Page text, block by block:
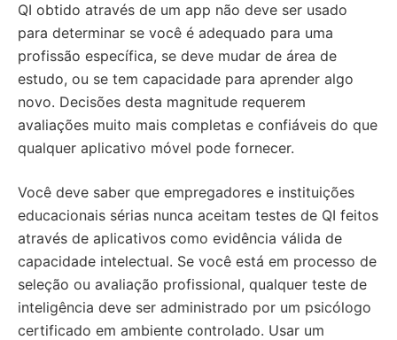
QI obtido através de um app não deve ser usado
para determinar se você é adequado para uma
profissão específica, se deve mudar de área de
estudo, ou se tem capacidade para aprender algo
novo. Decisões desta magnitude requerem
avaliações muito mais completas e confiáveis do que
qualquer aplicativo móvel pode fornecer.
Você deve saber que empregadores e instituições
educacionais sérias nunca aceitam testes de QI feitos
através de aplicativos como evidência válida de
capacidade intelectual. Se você está em processo de
seleção ou avaliação profissional, qualquer teste de
inteligência deve ser administrado por um psicólogo
certificado em ambiente controlado. Usar um